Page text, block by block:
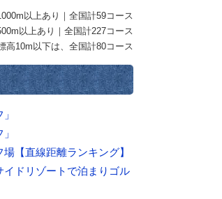
以上あり｜全国計59コース
以上あり｜全国計227コース
高10m以下は、全国計80コース
【直線距離ランキング】
ドリゾートで泊まりゴル